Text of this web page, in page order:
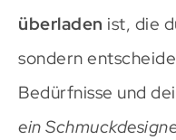
überladen ist, die
sondern
Bedürfnisse und
ein